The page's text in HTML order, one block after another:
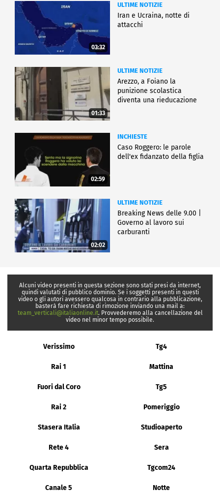
03:32
ULTIME NOTIZIE
Iran e Ucraina, notte di
attacchi
01:33
ULTIME NOTIZIE
Arezzo, a Foiano la
punizione scolastica
diventa una rieducazione
02:59
INCHIESTE
Caso Roggero: le parole
dell'ex fidanzato della figlia
02:02
ULTIME NOTIZIE
Breaking News delle 9.00 |
Governo al lavoro sui
carburanti
Alcuni video presenti in questa sezione sono stati presi da internet,
quindi valutati di pubblico dominio. Se i soggetti presenti in questi
video o gli autori avessero qualcosa in contrario alla pubblicazione,
basterà fare richiesta di rimozione inviando una mail a:
team_verticali@italiaonline.it. Provvederemo alla cancellazione del
video nel minor tempo possibile.
Verissimo Tg4
Rai 1 Mattina
Fuori dal Coro Tg5
Rai 2 Pomeriggio
Stasera Italia Studioaperto
Rete 4 Sera
Quarta Repubblica Tgcom24
Canale 5 Notte